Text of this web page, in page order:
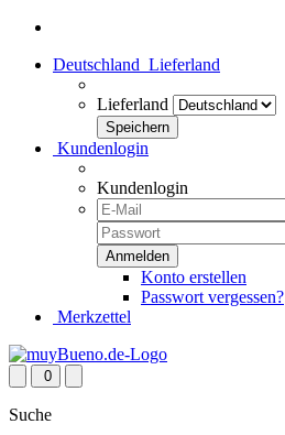
Deutschland Lieferland
Lieferland
Kundenlogin
Kundenlogin
Konto erstellen
Passwort vergessen?
Merkzettel
0
Suche